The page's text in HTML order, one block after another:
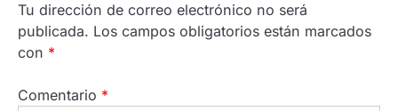
Tu dirección de correo electrónico no será
publicada. Los campos obligatorios están marcados
con *
Comentario *